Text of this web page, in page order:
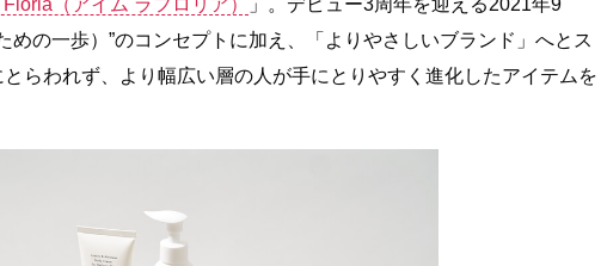
Floria（アイム ラフロリア）
」。デビュー3周年を迎える2021年9
めの一歩）”のコンセプトに加え、「よりやさしいブランド」へとス
らわれず、より幅広い層の人が手にとりやすく進化したアイテムを